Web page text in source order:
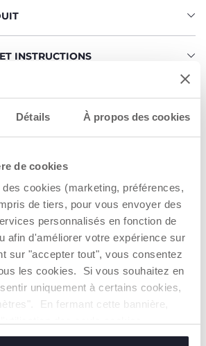
Détails À propos des cookies
de cookies
cookies (marketing, préférences,
de tiers, pour vous envoyer des
personnalisés en fonction de
afin d'améliorer votre expérience sur
sur "accepter tout", vous consentez
les cookies. Si vous souhaitez en
uniquement à certains cookies,
En fermant cette bannière,
essentiels au service demandé.
INSTRUCTIONS
!
un programme dont l'objectif est de
principes qui en font un coton
environnemental, économique et
et de production fait
et des mêmes mesures de